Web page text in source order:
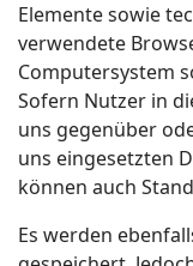
Elemente sowie
verwendete
Computersystem
Sofern Nutzer in
uns gegenüber
uns eingesetzten
können auch
Es werden